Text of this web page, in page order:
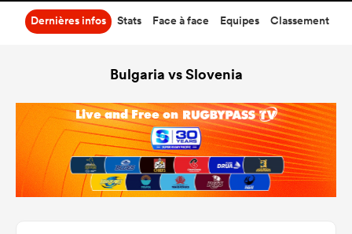
Dernières infos Stats Face à face Equipes Classement
Bulgaria vs Slovenia